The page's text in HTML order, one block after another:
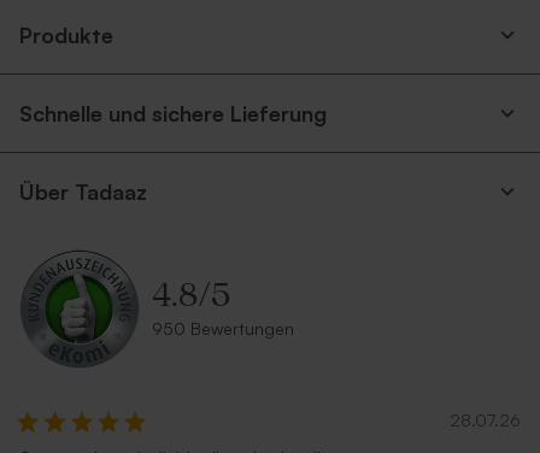
Produkte
Schnelle und sichere Lieferung
Über Tadaaz
4.8/5
950 Bewertungen
28.07.26